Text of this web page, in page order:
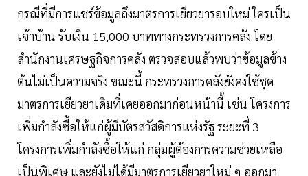
กรณีที่มีการแชร์ข้อมูลถึงมาตรการเยียวยารอบใหม่ ใครเป็น
เจ้าบ้าน รับเงิน 15,000 บาททางกระทรวงการคลัง โดย
สำนักงานเศรษฐกิจการคลัง ตรวจสอบแล้วพบว่าข้อมูลข้าง
ต้นไม่เป็นความจริง ขณะนี้ กระทรวงการคลังยังคงใช้ชุด
มาตรการเยียวยาเดิมที่เคยออกมาก่อนหน้านี้ เช่น โครงการ
เพิ่มกำลังซื้อให้แก่ผู้มีบัตรสวัสดิการแห่งรัฐ ระยะที่ 3
โครงการเพิ่มกำลังซื้อให้แก่ กลุ่มผู้ต้องการความช่วยเหลือ
เป็นพิเศษ และยังไม่ได้มีมาตรการเยียวยาใหม่ ๆ ออกมา